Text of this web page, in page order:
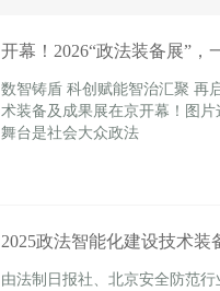
开幕！2026“政法装备展”，
数智铸盾 科创赋能智治汇聚 再
术装备及成果展在京开幕！图
舞台是社会大众政法
2025政法智能化建设技术装
由法制日报社、北京安全防范